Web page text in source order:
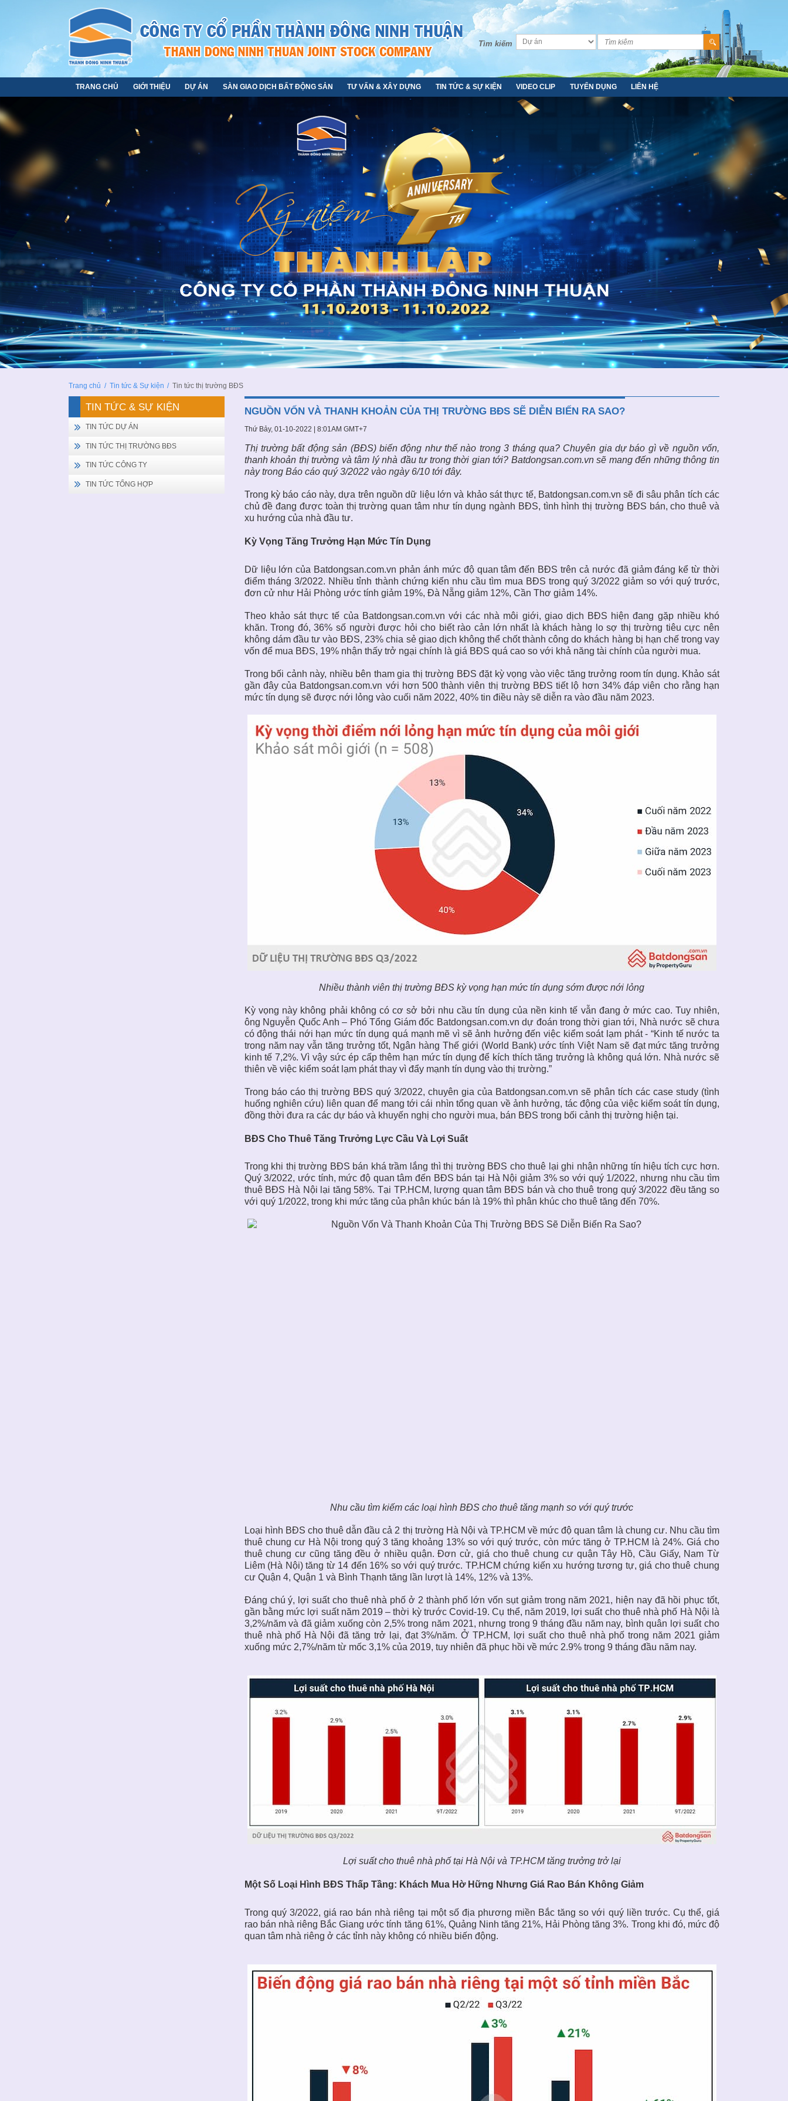
Tìm kiếm
TRANG CHỦ GIỚI THIỆU DỰ ÁN SÀN GIAO DỊCH BẤT ĐỘNG SẢN TƯ VẤN & XÂY DỰNG TIN TỨC & SỰ KIỆN VIDEO CLIP TUYỂN DỤNG LIÊN HỆ
Trang chủ / Tin tức & Sự kiện / Tin tức thị trường BĐS
NGUỒN VỐN VÀ THANH KHOẢN CỦA THỊ TRƯỜNG BĐS SẼ DIỄN BIẾN RA SAO?
Thứ Bảy, 01-10-2022 | 8:01AM GMT+7
Thị trường bất động sản (BĐS)biến động như thế nào trong 3 tháng qua? Chuyên gia dự báo gì về nguồn vốn,
thanh khoản thị trường và tâm lý nhà đầu tư trong thời gian tới? Batdongsan.com.vn sẽ mang đến những thông tin
này trong Báo cáo quý 3/2022 vào ngày 6/10 tới đây.
Trong kỳ báo cáo này, dựa trên nguồn dữ liệu lớn và khảo sát thực tế, Batdongsan.com.vn sẽ đi sâu phân tích các
chủ đề đang được toàn thị trường quan tâm như tín dụng ngành BĐS, tình hình thị trường BĐS bán, cho thuê và
xu hướng của nhà đầu tư.
Kỳ Vọng Tăng Trưởng Hạn Mức Tín Dụng
Dữ liệu lớn của Batdongsan.com.vn phản ánh mức độ quan tâm đến BĐS trên cả nước đã giảm đáng kể từ thời
điểm tháng 3/2022. Nhiều tỉnh thành chứng kiến nhu cầu tìm mua BĐS trong quý 3/2022 giảm so với quý trước,
đơn cử như Hải Phòng ước tính giảm 19%, Đà Nẵng giảm 12%, Cần Thơ giảm 14%.
Theo khảo sát thực tế của Batdongsan.com.vn với các nhà môi giới, giao dịch BĐS hiện đang gặp nhiều khó
khăn. Trong đó, 36% số người được hỏi cho biết rào cản lớn nhất là khách hàng lo sợ thị trường tiêu cực nên
không dám đầu tư vào BĐS, 23% chia sẻ giao dịch không thể chốt thành công do khách hàng bị hạn chế trong vay
vốn để mua BĐS, 19% nhận thấy trở ngại chính là giá BĐS quá cao so với khả năng tài chính của người mua.
Trong bối cảnh này, nhiều bên tham gia thị trường BĐS đặt kỳ vọng vào việc tăng trưởng room tín dụng. Khảo sát
gần đây của Batdongsan.com.vn với hơn 500 thành viên thị trường BĐS tiết lộ hơn 34% đáp viên cho rằng hạn
mức tín dụng sẽ được nới lỏng vào cuối năm 2022, 40% tin điều này sẽ diễn ra vào đầu năm 2023.
Nhiều thành viên thị trường BĐS kỳ vọng hạn mức tín dụng sớm được nới lỏng
Kỳ vọng này không phải không có cơ sở bởi nhu cầu tín dụng của nền kinh tế vẫn đang ở mức cao. Tuy nhiên,
ông Nguyễn Quốc Anh – Phó Tổng Giám đốc Batdongsan.com.vn dự đoán trong thời gian tới, Nhà nước sẽ chưa
có động thái nới hạn mức tín dụng quá mạnh mẽ vì sẽ ảnh hưởng đến việc kiểm soát lạm phát - “Kinh tế nước ta
trong năm nay vẫn tăng trưởng tốt, Ngân hàng Thế giới (World Bank) ước tính Việt Nam sẽ đạt mức tăng trưởng
kinh tế 7,2%. Vì vậy sức ép cấp thêm hạn mức tín dụng để kích thích tăng trưởng là không quá lớn. Nhà nước sẽ
thiên về việc kiểm soát lạm phát thay vì đẩy mạnh tín dụng vào thị trường.”
Trong báo cáo thị trường BĐS quý 3/2022, chuyên gia của Batdongsan.com.vn sẽ phân tích các case study (tình
huống nghiên cứu) liên quan để mang tới cái nhìn tổng quan về ảnh hưởng, tác động của việc kiểm soát tín dụng,
đồng thời đưa ra các dự báo và khuyến nghị cho người mua, bán BĐS trong bối cảnh thị trường hiện tại.
BĐS Cho Thuê Tăng Trưởng Lực Cầu Và Lợi Suất
Trong khi thị trường BĐS bán khá trầm lắng thì thị trường BĐS cho thuê lại ghi nhận những tín hiệu tích cực hơn.
Quý 3/2022, ước tính, mức độ quan tâm đến BĐS bán tại Hà Nội giảm 3% so với quý 1/2022, nhưng nhu cầu tìm
thuê BĐS Hà Nội lại tăng 58%. Tại TP.HCM, lượng quan tâm BĐS bán và cho thuê trong quý 3/2022 đều tăng so
với quý 1/2022, trong khi mức tăng của phân khúc bán là 19% thì phân khúc cho thuê tăng đến 70%.
Nhu cầu tìm kiếm các loại hình BĐS cho thuê tăng mạnh so với quý trước
Loại hình BĐS cho thuê dẫn đầu cả 2 thị trường Hà Nội và TP.HCM về mức độ quan tâm là chung cư. Nhu cầu tìm
thuê chung cư Hà Nội trong quý 3 tăng khoảng 13% so với quý trước, còn mức tăng ở TP.HCM là 24%. Giá cho
thuê chung cư cũng tăng đều ở nhiều quận. Đơn cử, giá cho thuê chung cư quận Tây Hồ, Cầu Giấy, Nam Từ
Liêm (Hà Nội) tăng từ 14 đến 16% so với quý trước. TP.HCM chứng kiến xu hướng tương tự, giá cho thuê chung
cư Quận 4, Quận 1 và Bình Thạnh tăng lần lượt là 14%, 12% và 13%.
Đáng chú ý, lợi suất cho thuê nhà phố ở 2 thành phố lớn vốn sụt giảm trong năm 2021, hiện nay đã hồi phục tốt,
gần bằng mức lợi suất năm 2019 – thời kỳ trước Covid-19. Cụ thể, năm 2019, lợi suất cho thuê nhà phố Hà Nội là
3,2%/năm và đã giảm xuống còn 2,5% trong năm 2021, nhưng trong 9 tháng đầu năm nay, bình quân lợi suất cho
thuê nhà phố Hà Nội đã tăng trở lại, đạt 3%/năm. Ở TP.HCM, lợi suất cho thuê nhà phố trong năm 2021 giảm
xuống mức 2,7%/năm từ mốc 3,1% của 2019, tuy nhiên đã phục hồi về mức 2.9% trong 9 tháng đầu năm nay.
Lợi suất cho thuê nhà phố tại Hà Nội và TP.HCM tăng trưởng trở lại
Một Số Loại Hình BĐS Thấp Tầng: Khách Mua Hờ Hững Nhưng Giá Rao Bán Không Giảm
Trong quý 3/2022, giá rao bán nhà riêng tại một số địa phương miền Bắc tăng so với quý liền trước. Cụ thể, giá
rao bán nhà riêng Bắc Giang ước tính tăng 61%, Quảng Ninh tăng 21%, Hải Phòng tăng 3%. Trong khi đó, mức độ
quan tâm nhà riêng ở các tỉnh này không có nhiều biến động.
TIN TỨC & SỰ KIỆN
TIN TỨC DỰ ÁN
TIN TỨC THỊ TRƯỜNG BĐS
TIN TỨC CÔNG TY
TIN TỨC TỔNG HỢP